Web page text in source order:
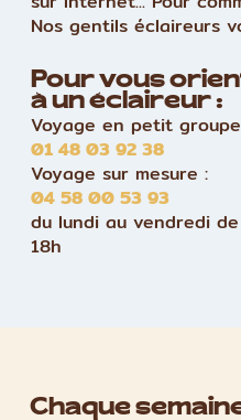
Nos gentils éclaireurs
Pour vous
à un éclaireur :
Voyage en petit
01 48 03 92 38
Voyage sur mesure :
04 58 00 53 93
du lundi au vendredi
18h
Chaque